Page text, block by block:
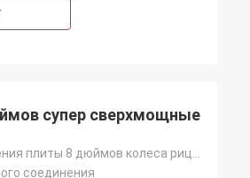
супер сверхмощные
соединения